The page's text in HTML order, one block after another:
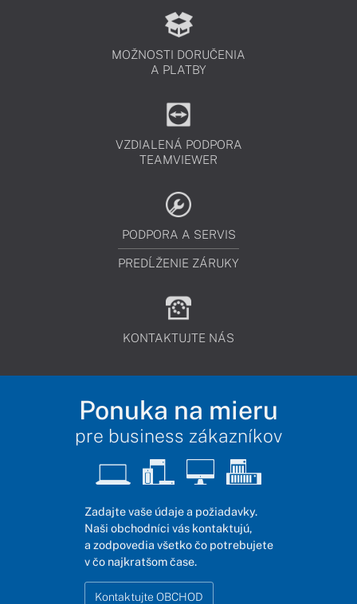
MOŽNOSTI DORUČENIA
A PLATBY
VZDIALENÁ PODPORA
TEAMVIEWER
PODPORA A SERVIS
PREDĹŽENIE ZÁRUKY
KONTAKTUJTE NÁS
Ponuka na mieru
pre business zákazníkov
Zadajte vaše údaje a požiadavky.
Naši obchodníci vás kontaktujú,
a zodpovedia všetko čo potrebujete
v čo najkratšom čase.
Kontaktujte OBCHOD